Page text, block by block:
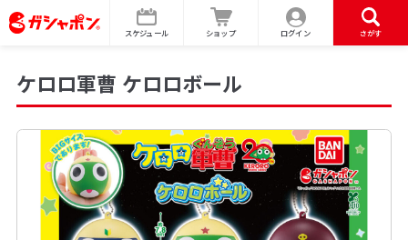
スケジュール ショップ ログイン さがす
ケロロ軍曹 ケロロボール